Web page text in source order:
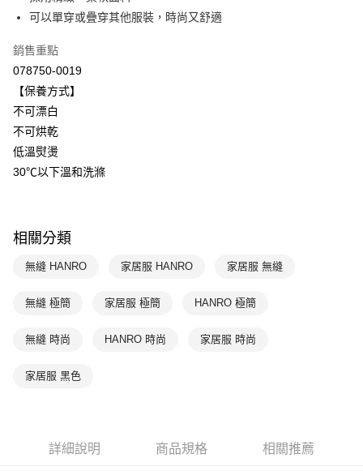
匯豐（台灣）商業銀行
華泰商業銀行
聯邦商業銀行
遠東國際商業銀行
元大商業銀行
台新國際商業銀行
台灣樂天信用卡公司
全盈+PAY
ATM付款
運送方式
付款後全家取貨$888免運-以PackAge+配客嘉循環箱包裝寄出
每筆NT$90，滿NT$888(含以上)免運費
付款後萊爾富取貨
每筆NT$90，滿NT$1,000(含以上)免運費
宅配
可以單穿或疊穿其他服裝，時尚又舒適
銷售重點
078750-0019
【保養方式】
不可漂白
不可烘乾
低溫熨燙
30℃以下溫和洗滌
相關分類
無縫 HANRO 家居服 HANRO 家居服 無縫
無縫 極簡 家居服 極簡 HANRO 極簡
無縫 時尚 HANRO 時尚 家居服 時尚
家居服 黑色
詳細說明 商品規格 相關推薦